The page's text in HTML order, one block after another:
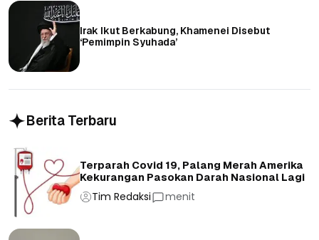
Irak Ikut Berkabung, Khamenei Disebut
‘Pemimpin Syuhada’
Berita Terbaru
Terparah Covid 19, Palang Merah Amerika
Kekurangan Pasokan Darah Nasional Lagi
Tim Redaksi menit